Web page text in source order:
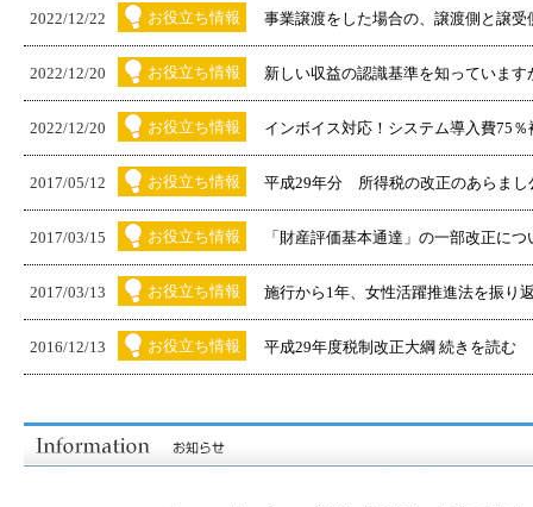
2022/12/22 お役立ち情報 事業譲渡をした場合の、譲渡側と譲受
2022/12/20 お役立ち情報 新しい収益の認識基準を知っています
2022/12/20 お役立ち情報 インボイス対応！システム導入費75
2017/05/12 お役立ち情報 平成29年分 所得税の改正のあらまし
2017/03/15 お役立ち情報 「財産評価基本通達」の一部改正に
2017/03/13 お役立ち情報 施行から1年、女性活躍推進法を振り
2016/12/13 お役立ち情報 平成29年度税制改正大綱 続きを読む